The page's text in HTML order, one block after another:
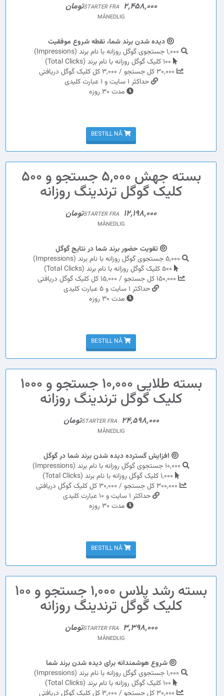
STARTER FRA 2,458,000تومان
MÅNEDLIG
دیده شدن برند شما، نقطه شروع موفقیت
حداکثر 1 سایت و 1 عبارت کلیدی
مدت 30 روزه
BESTILL NÅ
بسته جهش 5,000 جستجو و 500
کلیک گوگل ترندینگ روزانه
STARTER FRA 12,198,000تومان
MÅNEDLIG
تقویت حضور برند شما در نتایج گوگل
حداکثر 1 سایت و 5 عبارت کلیدی
مدت 30 روزه
BESTILL NÅ
بسته طلایی 10,000 جستجو و 1000
کلیک گوگل ترندینگ روزانه
STARTER FRA 24,598,000تومان
MÅNEDLIG
افزایش گسترده دیده شدن برند شما در گوگل
حداکثر 1 سایت و 10 عبارت کلیدی
مدت 30 روزه
BESTILL NÅ
بسته رشد پلاس 1,000 جستجو و 100
کلیک گوگل ترندینگ روزانه
STARTER FRA 3,398,000تومان
MÅNEDLIG
شروع هوشمندانه برای دیده شدن برند شما